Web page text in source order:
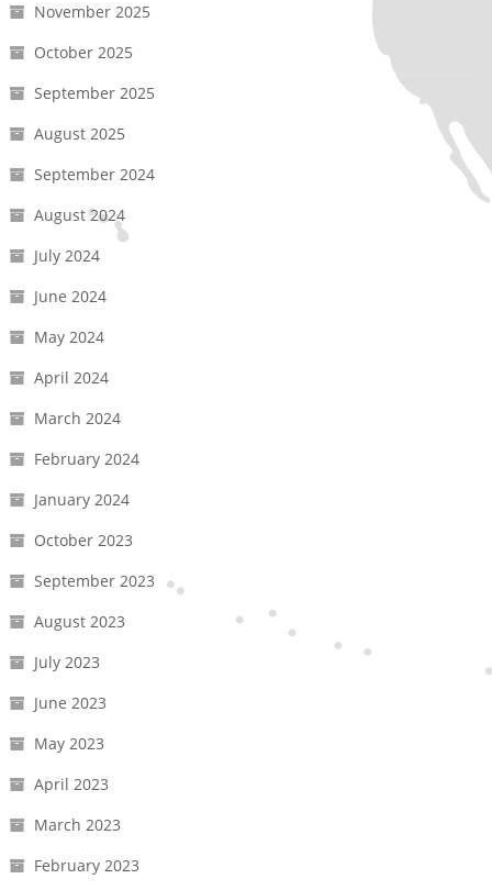
November 2025
October 2025
September 2025
August 2025
September 2024
August 2024
July 2024
June 2024
May 2024
April 2024
March 2024
February 2024
January 2024
October 2023
September 2023
August 2023
July 2023
June 2023
May 2023
April 2023
March 2023
February 2023